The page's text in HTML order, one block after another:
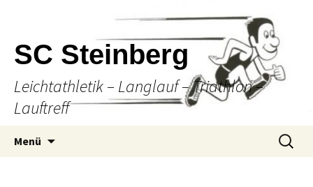
SC Steinberg
Leichtathletik – Langlauf – Triathlon –
Lauftreff
Menü
Suche
nach: